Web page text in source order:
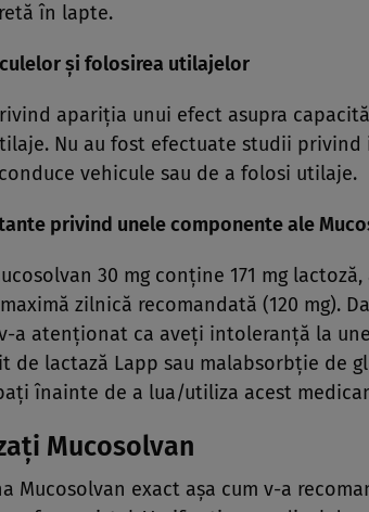
în lapte.
şi folosirea utilajelor
apariţia unui efect asupra
Nu au fost efectuate studii privind
vehicule sau de a folosi utilaje.
privind unele componente ale
30 mg conţine 171 mg lactoză,
zilnică recomandată (120 mg).
a atenţionat ca aveţi intoleranţă la
de lactază Lapp sau malabsorbţie de
înainte de a lua/utiliza acest
Mucosolvan
Mucosolvan exact aşa cum v-a